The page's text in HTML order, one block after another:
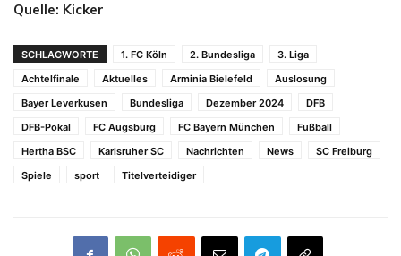
Quelle: Kicker
SCHLAGWORTE 1. FC Köln 2. Bundesliga
3. Liga
Achtelfinale
Aktuelles Arminia Bielefeld
Auslosung
Bayer Leverkusen
Bundesliga Dezember 2024
DFB
DFB-Pokal
FC Augsburg FC Bayern München
Fußball
Hertha BSC
Karlsruher SC Nachrichten News
SC Freiburg
Spiele
sport Titelverteidiger